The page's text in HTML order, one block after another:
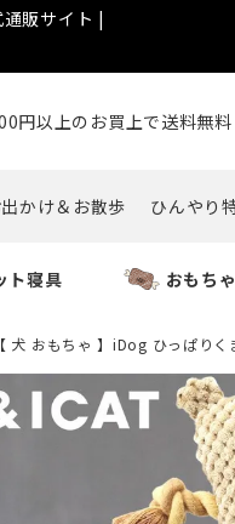
販サイト |
円以上のお買上で送料無料
かけ＆お散歩 ひんやり
ト寝具 おもちゃ
犬 おもちゃ 】iDog ひっぱり